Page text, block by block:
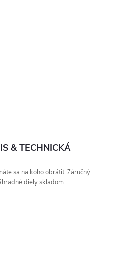
& TECHNICKÁ
sa na koho obrátiť. Záručný
diely skladom